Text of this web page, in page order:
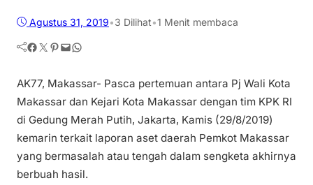
Agustus 31, 2019•3 Dilihat•1 Menit membaca
Facebook Twitter Pinterest Mail WhatsApp
AK77, Makassar- Pasca pertemuan antara Pj Wali Kota
Makassar dan Kejari Kota Makassar dengan tim KPK RI
di Gedung Merah Putih, Jakarta, Kamis (29/8/2019)
kemarin terkait laporan aset daerah Pemkot Makassar
yang bermasalah atau tengah dalam sengketa akhirnya
berbuah hasil.